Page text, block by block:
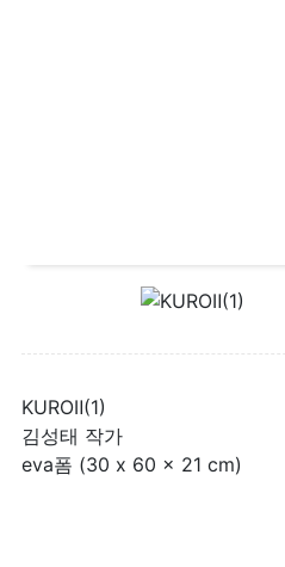
KUROⅡ(1)
김성태 작가
eva폼 (30 x 60 x 21 cm)